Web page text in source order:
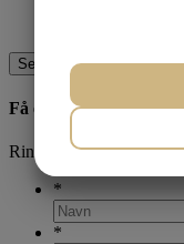
Dette felt er til
Få et godt tilbud
Ring og få en snak på
*
*